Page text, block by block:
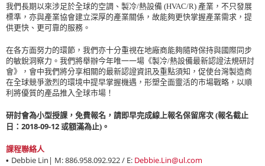
我們長期以來涉足於全球的空調、製冷/熱設備 (HVAC/R) 產業，不只發展
標準，亦與產業協會建立深厚的產業關係，故能夠更快掌握產業需求，提
供更快、更可靠的服務。
在各方面努力的環節，我們亦十分重視在地廠商能夠隨時保持與國際同步
的敏銳洞察力。我們將舉辦今年唯一一場《製冷/熱設備最新認證法規研討
會》，會中我們將分享相關的最新認證資訊及重點須知，促使台灣製造商
在全球競爭激烈的環境中提早掌握機遇，形塑全面靈活的市場戰略，以順
利將優質的產品推入全球市場！
研討會為小型授課，免費報名，請即早完成線上報名保留席次 (報名截止
日： 2018-09-12 或額滿為止)。
課程聯絡人
• Debbie Lin| M: 886.958.092.922 / E: Debbie.Lin@ul.com